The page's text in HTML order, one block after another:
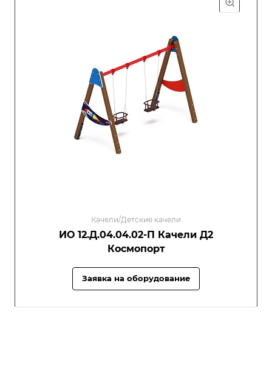
Качели/Детские качели
ИО 12.Д.04.04.02-П Качели Д2
Космопорт
Заявка на оборудование